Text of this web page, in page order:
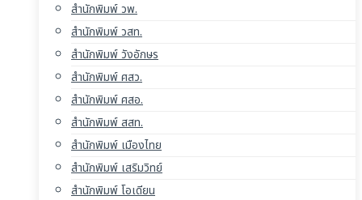
สำนักพิมพ์ วพ.
สำนักพิมพ์ วสท.
สำนักพิมพ์ วังอักษร
สำนักพิมพ์ ศสว.
สำนักพิมพ์ ศสอ.
สำนักพิมพ์ สสท.
สำนักพิมพ์ เมืองไทย
สำนักพิมพ์ เสริมวิทย์
สำนักพิมพ์ โอเดียน